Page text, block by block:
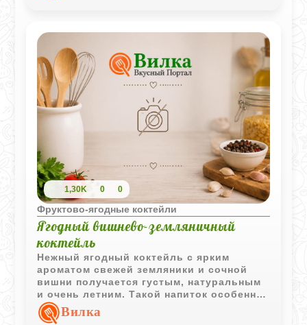
1,30K 0 0
Фруктово-ягодные коктейли
Ягодный вишнево-земляничный
коктейль
Нежный ягодный коктейль с ярким
ароматом свежей земляники и сочной
вишни получается густым, натуральным
и очень летним. Такой напиток особенно
хорошо подавать хорошо охлажденным в
небольших бокалах.
Вилка